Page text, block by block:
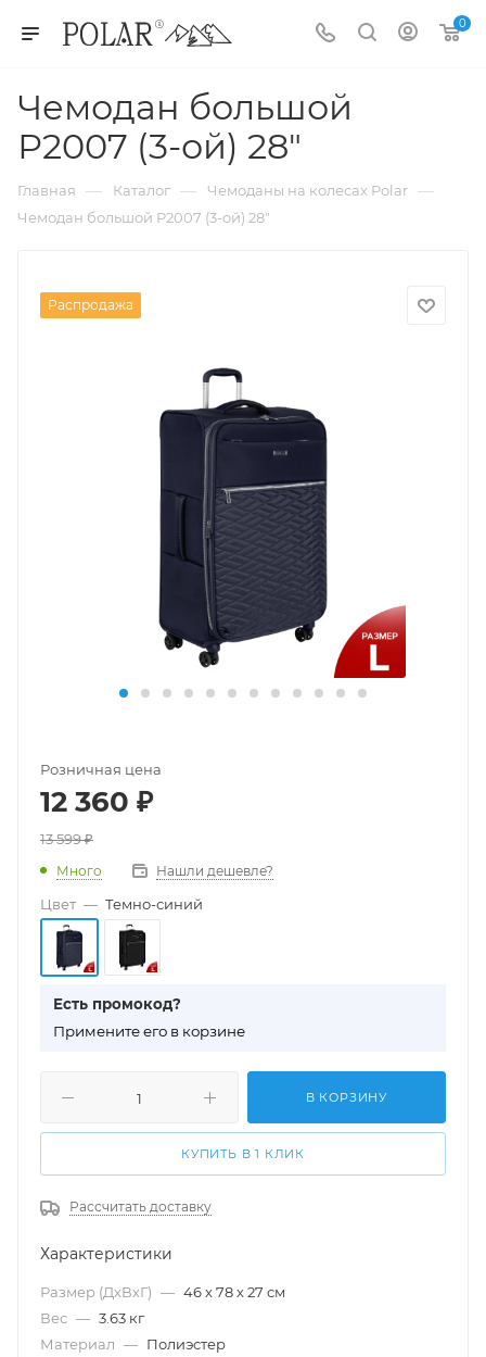
0
Чемодан большой
Р2007 (3-ой) 28"
Главная — Каталог — Чемоданы на колесах Polar —
Чемодан большой Р2007 (3-ой) 28"
Распродажа
Розничная цена
12 360 ₽
13 599₽
Много Нашли дешевле?
Цвет — Темно-синий
Есть промокод?
Примените его в корзине
В КОРЗИНУ
КУПИТЬ В 1 КЛИК
Рассчитать доставку
Характеристики
Размер (ДхВхГ) — 46 х 78 х 27 см
Вес — 3.63 кг
Материал — Полиэстер